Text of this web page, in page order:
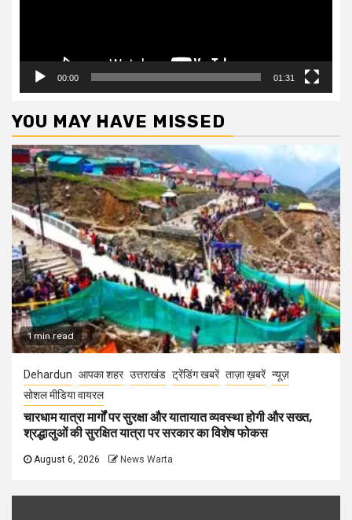
00:00 01:31
YOU MAY HAVE MISSED
1 min read
Dehardun आपका शहर उत्तराखंड ट्रेंडिंग खबरें ताज़ा ख़बरें न्यूज़
सोशल मीडिया वायरल
चारधाम यात्रा मार्गों पर सुरक्षा और यातायात व्यवस्था होगी और सख्त,
श्रद्धालुओं की सुरक्षित यात्रा पर सरकार का विशेष फोकस
August 6, 2026 News Warta